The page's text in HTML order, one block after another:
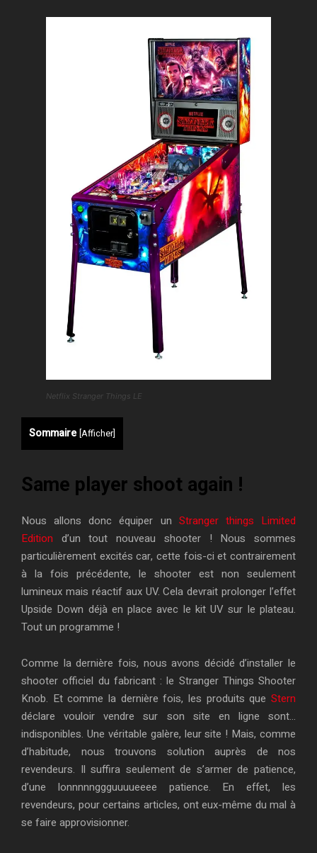
Netflix Stranger Things LE
Sommaire [Afficher]
Same player shoot again !
Nous allons donc équiper un Stranger things Limited
Edition d’un tout nouveau shooter ! Nous sommes
particulièrement excités car, cette fois-ci et contrairement
à la fois précédente, le shooter est non seulement
lumineux mais réactif aux UV. Cela devrait prolonger l’effet
Upside Down déjà en place avec le kit UV sur le plateau.
Tout un programme !
Comme la dernière fois, nous avons décidé d’installer le
shooter officiel du fabricant : le Stranger Things Shooter
Knob. Et comme la dernière fois, les produits que Stern
déclare vouloir vendre sur son site en ligne sont…
indisponibles. Une véritable galère, leur site ! Mais, comme
d’habitude, nous trouvons solution auprès de nos
revendeurs. Il suffira seulement de s’armer de patience,
d’une lonnnnnggguuuueeee patience. En effet, les
revendeurs, pour certains articles, ont eux-même du mal à
se faire approvisionner.